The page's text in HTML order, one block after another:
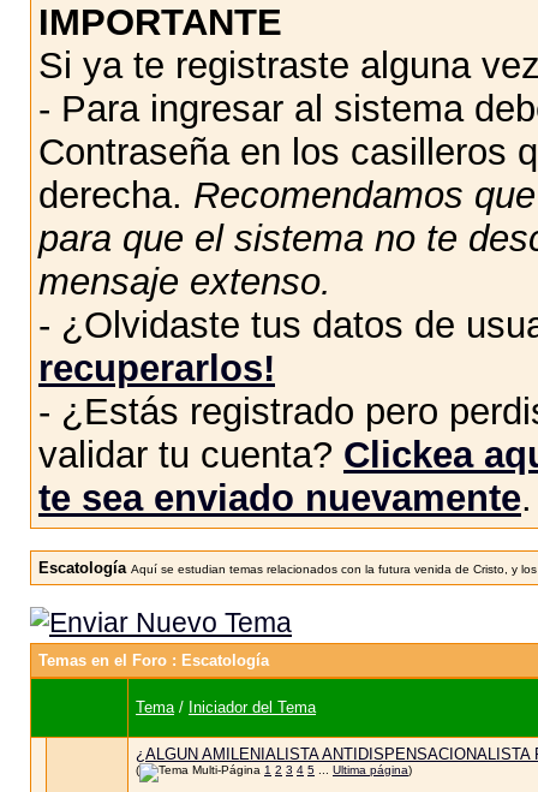
IMPORTANTE
Si ya te registraste alguna
- Para ingresar al sistema
Contraseña en los casilleros
derecha. Recomendamos
para que el sistema no te
mensaje extenso.
- ¿Olvidaste tus datos de
recuperarlos!
- ¿Estás registrado pero
validar tu cuenta? Clickea
te sea enviado nuevamente.
Escatología Aquí se estudian temas relacionados con la futura venida de Cristo, y
Temas en el Foro : Escatología
Tema/ Iniciador del Tema
¿ALGUN AMILENIALISTA ANTIDISPENSACIONALISTA
( 1 2 3 4 5 Ultima página)